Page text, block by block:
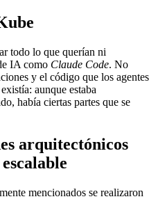
todo lo que querían ni
IA como Claude Code. No
y el código que los agentes
aunque estaba
había ciertas partes que se
arquitectónicos
mencionados se realizaron